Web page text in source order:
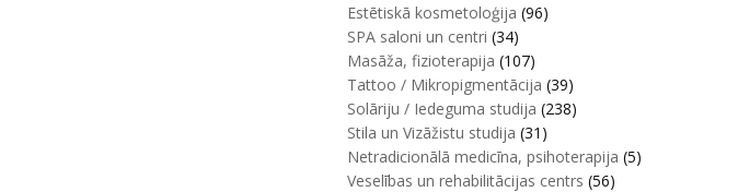
Estētiskā kosmetoloģija (96)
SPA saloni un centri (34)
Masāža, fizioterapija (107)
Tattoo / Mikropigmentācija (39)
Solāriju / Iedeguma studija (238)
Stila un Vizāžistu studija (31)
Netradicionālā medicīna, psihoterapija (5)
Veselības un rehabilitācijas centrs (56)